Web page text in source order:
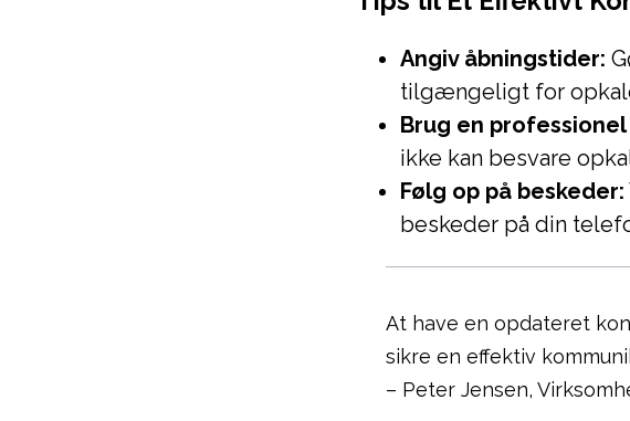
Angiv åbningstider:
tilgængeligt for
Brug en
ikke kan besvare
Følg op på beskeder:
beskeder på din
At have en opdateret
sikre en effektiv
– Peter Jensen,